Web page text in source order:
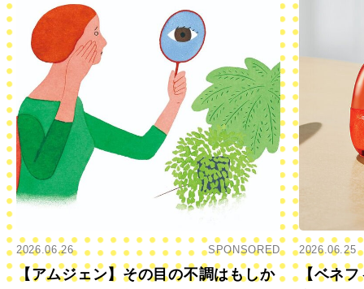
2026.06.26 SPONSORED
【アムジェン】その目の不調はもしか
2026.06.25
【ベネフ